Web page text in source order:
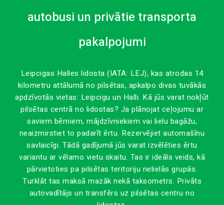
autobusi un privātie transporta
pakalpojumi
Leipcigas Halles lidosta (IATA: LEJ), kas atrodas 14
kilometru attālumā no pilsētas, apkalpo divas tuvākās
apdzīvotās vietas: Leipcigu un Halli. Kā jūs varat nokļūt
pilsētas centrā no lidostas? Ja plānojat ceļojumu ar
saviem bērniem, mājdzīvniekiem vai lielu bagāžu,
neaizmirstiet to padarīt ērtu. Rezervējiet automašīnu
savlaicīgi. Tādā gadījumā jūs varat izvēlēties ērtu
variantu ar vēlamo vietu skaitu. Tas ir ideāls veids, kā
pārvietoties pa pilsētas teritoriju nelielās grupās.
Turklāt tas maksā mazāk nekā taksometrs. Privāts
autovadītājs un transfērs uz pilsētas centru no